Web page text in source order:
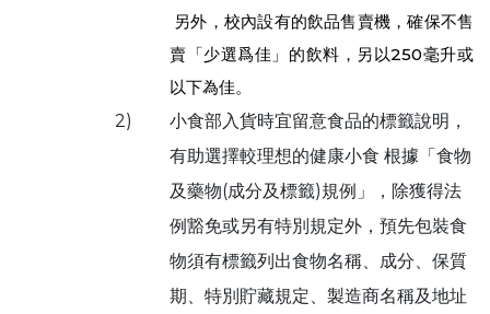
另外，校內設有的飲品售賣機，確保不售
賣「少選爲佳」的飲料，另以250毫升或
以下為佳。
2)
小食部入貨時宜留意食品的標籤說明，
有助選擇較理想的健康小食 根據「食物
及藥物(成分及標籤)規例」，除獲得法
例豁免或另有特別規定外，預先包裝食
物須有標籤列出食物名稱、成分、保質
期、特別貯藏規定、製造商名稱及地址